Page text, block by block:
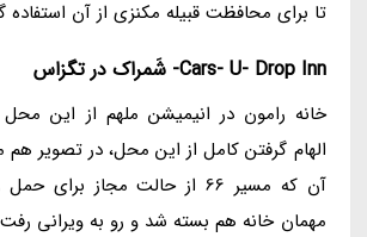
تا برای محافظت قبیله مکنزی از آن استفاده
Cars- U- Drop Inn- شَمراک در تگزاس
خانه رامون در انیمیشن ملهم از این
الهام گرفتن کامل از این محل، در تصویر
آن که مسیر 66 از حالت مجاز
مهمان خانه هم بسته شد و رو به ویرانی